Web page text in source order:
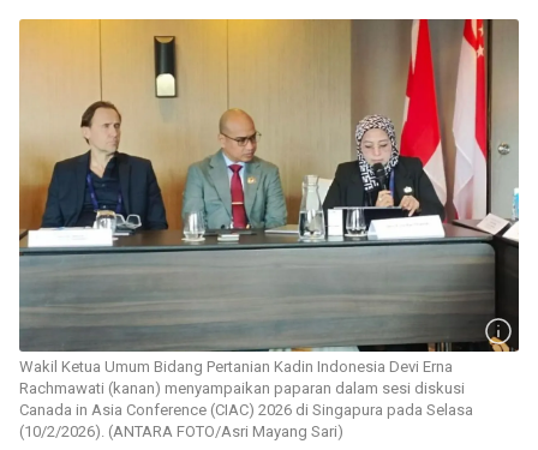
Wakil Ketua Umum Bidang Pertanian Kadin Indonesia Devi Erna
Rachmawati (kanan) menyampaikan paparan dalam sesi diskusi
Canada in Asia Conference (CIAC) 2026 di Singapura pada Selasa
(10/2/2026). (ANTARA FOTO/Asri Mayang Sari)